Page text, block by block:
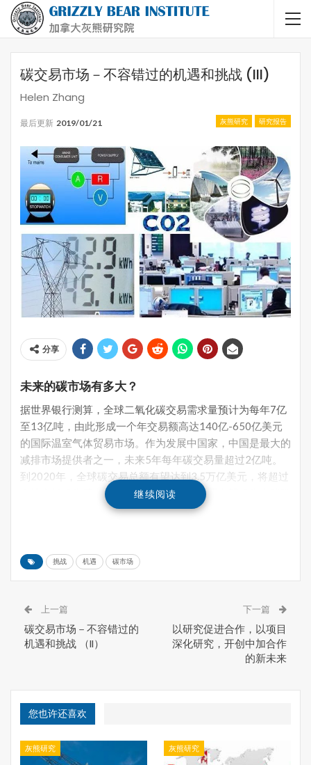
碳交易市场－不容错过的机遇和挑战 (III)
Helen Zhang
灰熊研究 研究报告
最后更新 2019/01/21
分享
未来的碳市场有多大？
据世界银行测算，全球二氧化碳交易需求量预计为每年7亿
至13亿吨，由此形成一个年交易额高达140亿-650亿美元
的国际温室气体贸易市场。作为发展中国家，中国是最大的
减排市场提供者之一，未来5年每年碳交易量超过2亿吨。
到2020年，全球碳交易总额有望达到3.5万亿美元，将超过
石油市场成为第一大能源交易市场，而中国有望成为全球碳
排放权交易第一大市场。由此可见，不论在全球还是在中
更重要的问题是，理论上来说，碳市场中的碳价格应该反映
成本不仅包括节能减排带来的一系列技术成本，碳市场的交
易成本，还应包括碳排放所导致的气候变化对人类健康、生
态系统、食品生产、基础设施破坏以及其它负面作用所产生
的成本。而当前全球主要碳市场的碳价从1美元/tCO2e到
元/tCO2e，无论是美国、欧洲还是中国的碳价格，都很难
在未来15年内超过美国审计总署（USGeneral Accounting
Office）所估计的碳排放的社会成本32-71美元美
元/tCO2e。因此，各界都预期全球各地的碳排放价格将会
呈增长趋势，尽管增长速度和时间轨迹会所差异，整个碳交
继续阅读
挑战 机遇 碳市场
上一篇
碳交易市场－不容错过的
机遇和挑战 （II）
下一篇
以研究促进合作，以项目
深化研究，开创中加合作
的新未来
您也许还喜欢
灰熊研究 灰熊研究